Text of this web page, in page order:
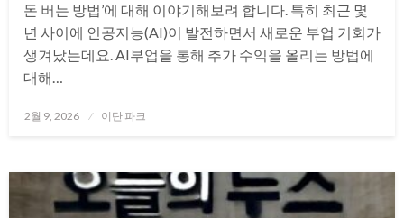
돈 버는 방법’에 대해 이야기해보려 합니다. 특히 최근 몇
년 사이에 인공지능(AI)이 발전하면서 새로운 부업 기회가
생겨났는데요. AI부업을 통해 추가 수익을 올리는 방법에
대해…
Posted
2월 9, 2026 이단 파크